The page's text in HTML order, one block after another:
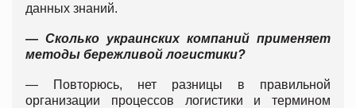
данных знаний.
— Сколько украинских компаний применяет
методы бережливой логистики?
— Повторюсь, нет разницы в правильной
организации процессов логистики и термином